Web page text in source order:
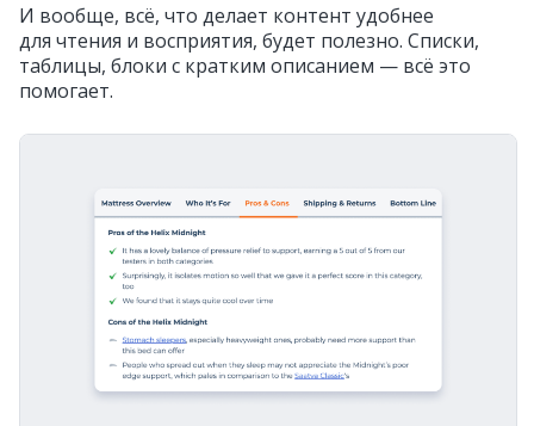
И вообще, всё, что делает контент удобнее
для чтения и восприятия, будет полезно. Списки,
таблицы, блоки с кратким описанием — всё это
помогает.